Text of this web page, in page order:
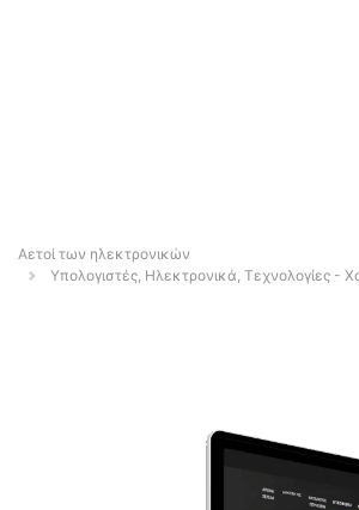
Αετοί των ηλεκτρονικών
Υπολογιστές, Ηλεκτρονικά, Τεχνολογίες -